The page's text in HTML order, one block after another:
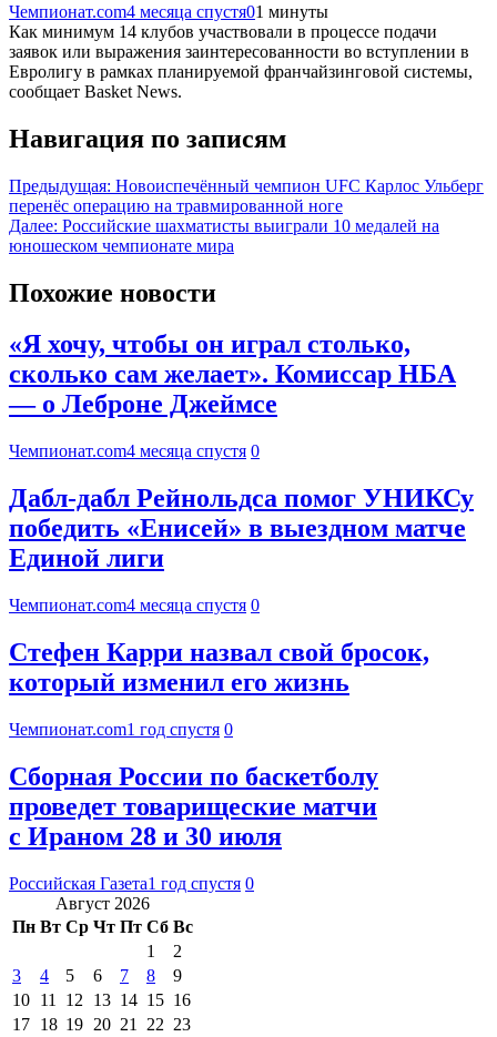
Чемпионат.com4 месяца спустя01 минуты
Как минимум 14 клубов участвовали в процессе подачи
заявок или выражения заинтересованности во вступлении в
Евролигу в рамках планируемой франчайзинговой системы,
сообщает Basket News.
Навигация по записям
Предыдущая: Новоиспечённый чемпион UFC Карлос Ульберг
перенёс операцию на травмированной ноге
Далее: Российские шахматисты выиграли 10 медалей на
юношеском чемпионате мира
Похожие новости
«Я хочу, чтобы он играл столько,
сколько сам желает». Комиссар НБА
— о Леброне Джеймсе
Чемпионат.com4 месяца спустя 0
Дабл-дабл Рейнольдса помог УНИКСу
победить «Енисей» в выездном матче
Единой лиги
Чемпионат.com4 месяца спустя 0
Стефен Карри назвал свой бросок,
который изменил его жизнь
Чемпионат.com1 год спустя 0
Сборная России по баскетболу
проведет товарищеские матчи
с Ираном 28 и 30 июля
Российская Газета1 год спустя 0
Август 2026
Пн Вт Ср Чт Пт Сб Вс
1
2
3
4 5 6 7 8
9
10 11 12 13 14 15 16
17 18 19 20 21 22 23